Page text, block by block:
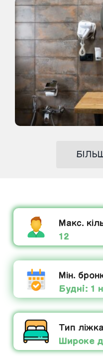
Макс.
12
Мін.
Будні: 1
Тип ліжка
Широке